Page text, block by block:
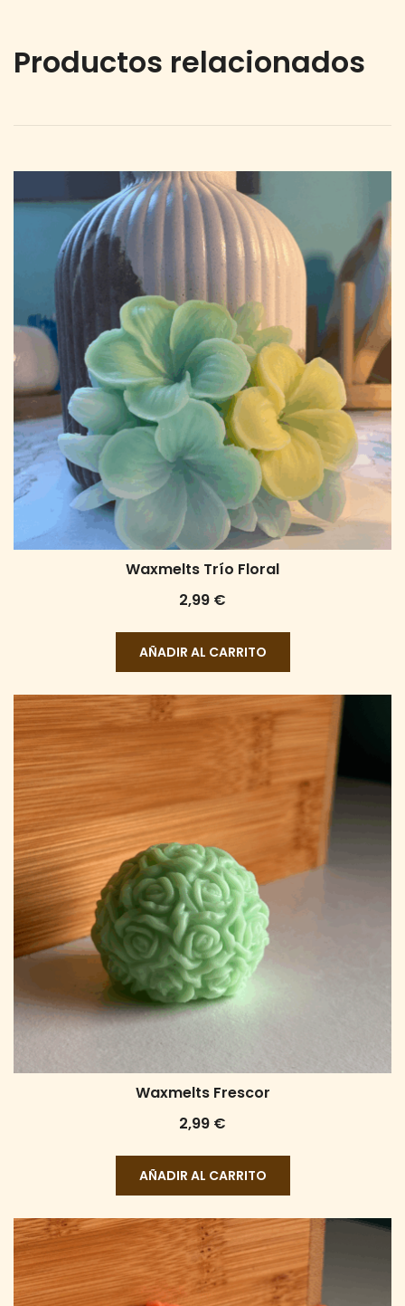
Productos relacionados
Waxmelts Trío Floral
2,99 €
AÑADIR AL CARRITO
Waxmelts Frescor
2,99 €
AÑADIR AL CARRITO